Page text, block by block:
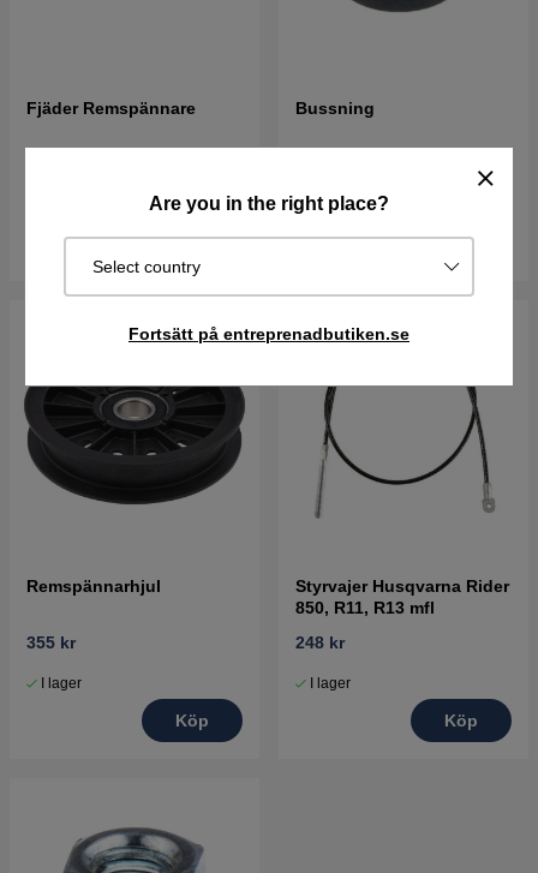
Are you in the right place?
Select country
Fortsätt på entreprenadbutiken.se
Fjäder Remspännare
Köp
Bussning
I lager
Köp
Remspännarhjul
355 kr
I lager
Köp
Styrvajer Husqvarna Rider
850, R11, R13 mfl
248 kr
I lager
Köp